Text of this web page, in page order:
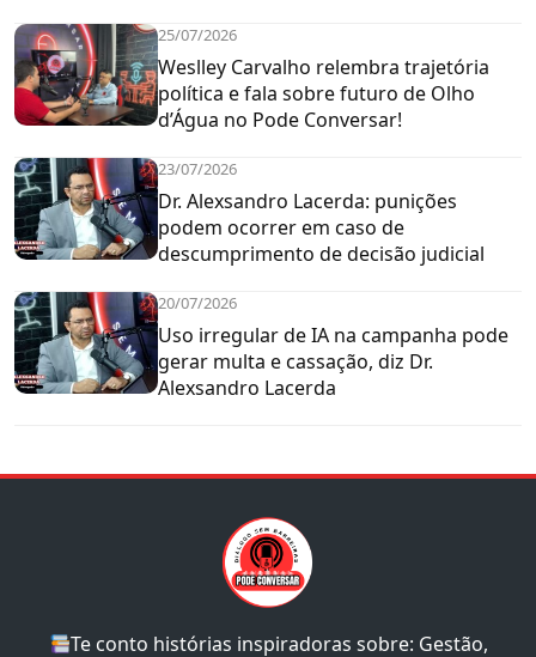
25/07/2026
Weslley Carvalho relembra trajetória
política e fala sobre futuro de Olho
d’Água no Pode Conversar!
23/07/2026
Dr. Alexsandro Lacerda: punições
podem ocorrer em caso de
descumprimento de decisão judicial
20/07/2026
Uso irregular de IA na campanha pode
gerar multa e cassação, diz Dr.
Alexsandro Lacerda
Te conto histórias inspiradoras sobre: Gestão,